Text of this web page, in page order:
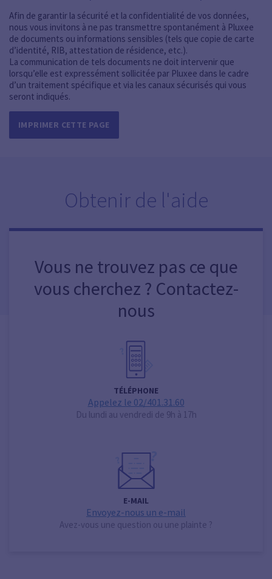
Afin de garantir la sécurité et la confidentialité de vos données,
nous vous invitons à ne pas transmettre spontanément à Pluxee
de documents ou informations sensibles (tels que copie de carte
d’identité, RIB, attestation de résidence, etc.).
La communication de tels documents ne doit intervenir que
lorsqu’elle est expressément sollicitée par Pluxee dans le cadre
d’un traitement spécifique et via les canaux sécurisés qui vous
seront indiqués.
IMPRIMER CETTE PAGE
Obtenir de l'aide
Vous ne trouvez pas ce que
vous cherchez ? Contactez-
nous
TÉLÉPHONE
Appelez le 02/401.31.60
Du lundi au vendredi de 9h à 17h
E-MAIL
Envoyez-nous un e-mail
Avez-vous une question ou une plainte ?